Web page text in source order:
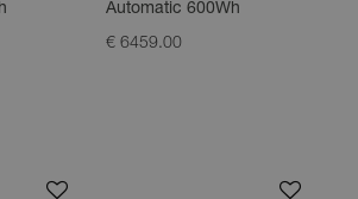
Automatic 600Wh
€ 6459.00